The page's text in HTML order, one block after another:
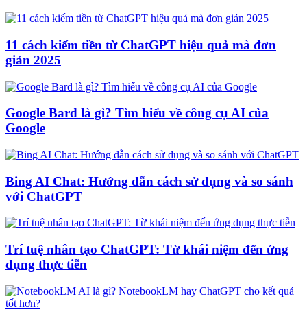
11 cách kiếm tiền từ ChatGPT hiệu quả mà đơn
giản 2025
Google Bard là gì? Tìm hiểu về công cụ AI của
Google
Bing AI Chat: Hướng dẫn cách sử dụng và so sánh
với ChatGPT
Trí tuệ nhân tạo ChatGPT: Từ khái niệm đến ứng
dụng thực tiễn